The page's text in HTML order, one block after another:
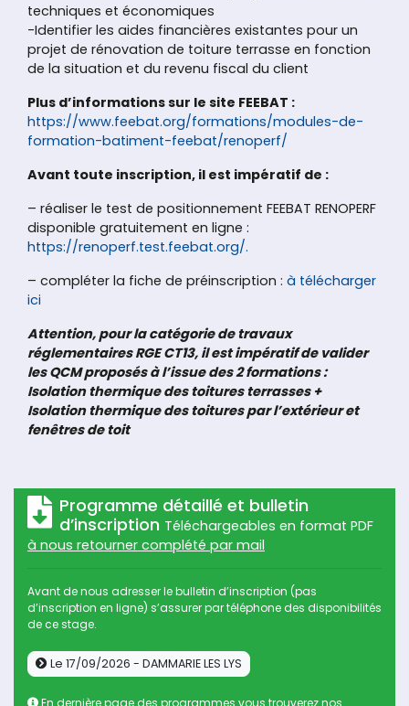
techniques et économiques
-Identifier les aides financières existantes pour un
projet de rénovation de toiture terrasse en fonction
de la situation et du revenu fiscal du client
Plus d’informations sur le site FEEBAT :
https://www.feebat.org/formations/modules-de-
formation-batiment-feebat/renoperf/
Avant toute inscription, il est impératif de :
– réaliser le test de positionnement FEEBAT RENOPERF
disponible gratuitement en ligne :
https://renoperf.test.feebat.org/.
– compléter la fiche de préinscription : à télécharger
ici
Attention, pour la catégorie de travaux
réglementaires RGE CT13, il est impératif de valider
les QCM proposés à l’issue des 2 formations :
Isolation thermique des toitures terrasses +
Isolation thermique des toitures par l’extérieur et
fenêtres de toit
Programme détaillé et bulletin
d’inscription Téléchargeables en format PDF
à nous retourner complété par mail
Avant de nous adresser le bulletin d’inscription (pas
d’inscription en ligne) s’assurer par téléphone des disponibilités
de ce stage.
Le 17/09/2026 - DAMMARIE LES LYS